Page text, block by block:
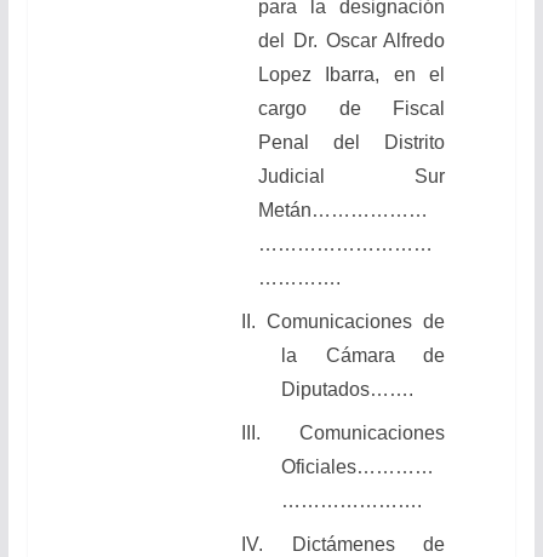
para la designación
del Dr. Oscar Alfredo
Lopez Ibarra, en el
cargo de Fiscal
Penal del Distrito
Judicial Sur
Metán………………
………………………
………….
II. Comunicaciones de
la Cámara de
Diputados…….
III. Comunicaciones
Oficiales…………
………………….
IV. Dictámenes de